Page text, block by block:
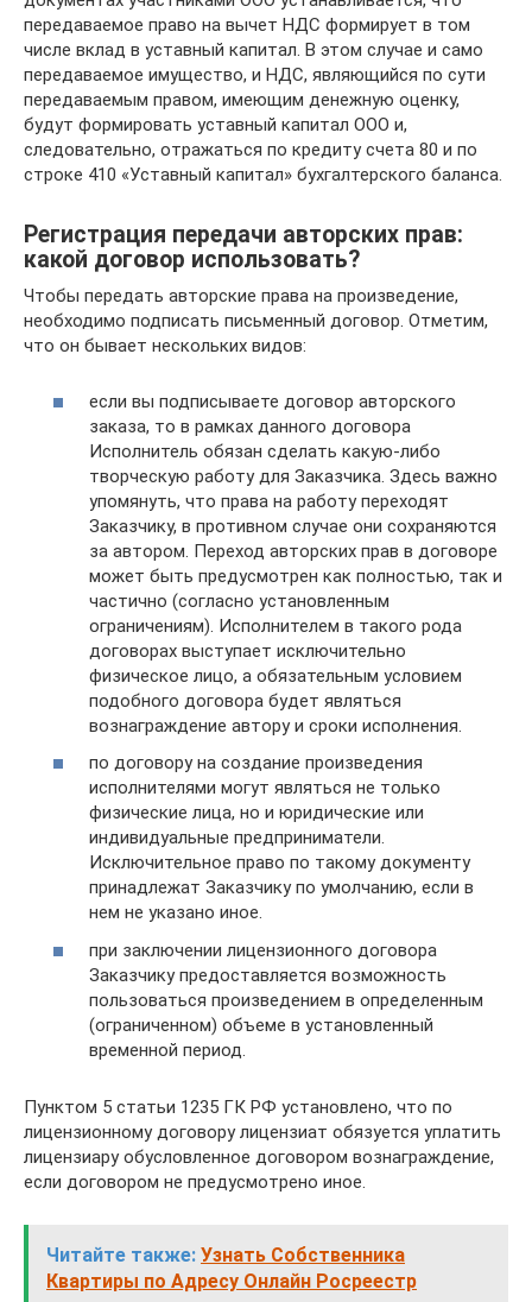
передаваемое право на вычет НДС формирует в том
числе вклад в уставный капитал. В этом случае и само
передаваемое имущество, и НДС, являющийся по сути
передаваемым правом, имеющим денежную оценку,
будут формировать уставный капитал ООО и,
следовательно, отражаться по кредиту счета 80 и по
строке 410 «Уставный капитал» бухгалтерского баланса.
Регистрация передачи авторских прав:
какой договор использовать?
Чтобы передать авторские права на произведение,
необходимо подписать письменный договор. Отметим,
что он бывает нескольких видов:
если вы подписываете договор авторского
заказа, то в рамках данного договора
Исполнитель обязан сделать какую-либо
творческую работу для Заказчика. Здесь важно
упомянуть, что права на работу переходят
Заказчику, в противном случае они сохраняются
за автором. Переход авторских прав в договоре
может быть предусмотрен как полностью, так и
частично (согласно установленным
ограничениям). Исполнителем в такого рода
договорах выступает исключительно
физическое лицо, а обязательным условием
подобного договора будет являться
вознаграждение автору и сроки исполнения.
по договору на создание произведения
исполнителями могут являться не только
физические лица, но и юридические или
индивидуальные предприниматели.
Исключительное право по такому документу
принадлежат Заказчику по умолчанию, если в
нем не указано иное.
при заключении лицензионного договора
Заказчику предоставляется возможность
пользоваться произведением в определенным
(ограниченном) объеме в установленный
временной период.
Пунктом 5 статьи 1235 ГК РФ установлено, что по
лицензионному договору лицензиат обязуется уплатить
лицензиару обусловленное договором вознаграждение,
если договором не предусмотрено иное.
Читайте также: Узнать Собственника
Квартиры по Адресу Онлайн Росреестр